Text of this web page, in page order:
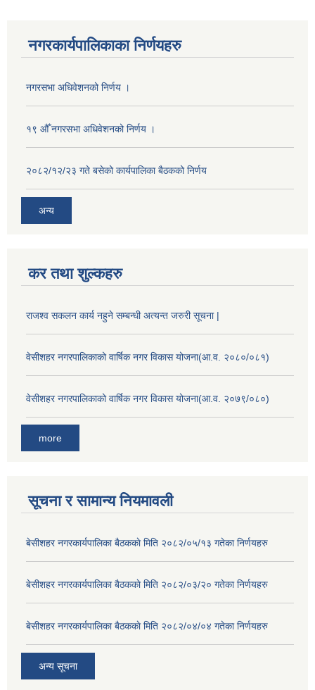
नगरकार्यपालिकाका निर्णयहरु
नगरसभा अधिवेशनको निर्णय ।
१९ औँ नगरसभा अधिवेशनको निर्णय ।
२०८२/१२/२३ गते बसेको कार्यपालिका बैठकको निर्णय
अन्य
कर तथा शुल्कहरु
राजश्व सकलन कार्य नहुने सम्बन्धी अत्यन्त जरुरी सूचना |
वेसीशहर नगरपालिकाको वार्षिक नगर विकास योजना(आ.व. २०८०/०८१)
वेसीशहर नगरपालिकाको वार्षिक नगर विकास योजना(आ.व. २०७९/०८०)
more
सूचना र सामान्य नियमावली
बे‍‍सीशहर नगरकार्यपालिका बैठककाे मिति २०८२/०५/१३ गतेका निर्णयहरु
बे‍‍सीशहर नगरकार्यपालिका बैठककाे मिति २०८२/०३/२० गतेका निर्णयहरु
बे‍‍सीशहर नगरकार्यपालिका बैठककाे मिति २०८२/०४/०४ गतेका निर्णयहरु
अन्य सूचना